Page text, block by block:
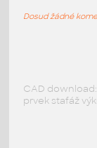
Dosud žádné
CAD
prvek stafáž